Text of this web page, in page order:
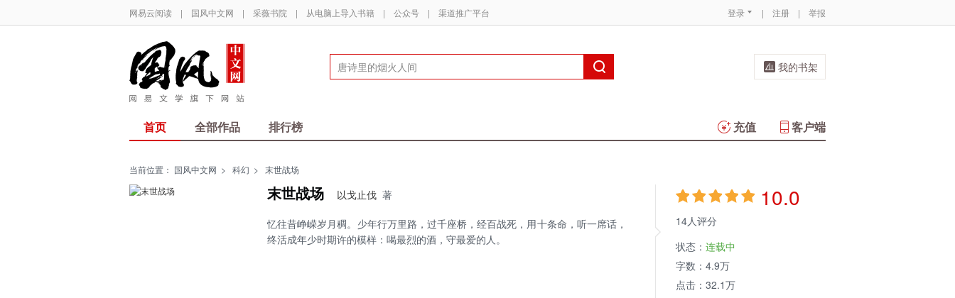
网易云阅读 | 国风中文网 | 采薇书院 | 从电脑上导入书籍 | 公众号 | 渠道推广平台 登录 | 注册 | 举报
我的书架
首页 全部作品 排行榜 客户端
充值
当前位置： 国风中文网 > 科幻 > 末世战场
10.0
14人评分
状态： 连载中
字数： 4.9万
点击： 32.1万
末世战场 以戈止伐 著
忆往昔峥嵘岁月稠。少年行万里路，过千座桥，经百战死，用十条命，听一席话，
终活成年少时期许的模样：喝最烈的酒，守最爱的人。